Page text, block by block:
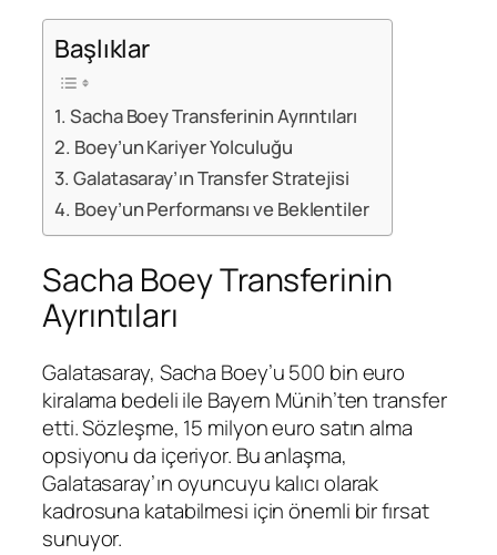
Başlıklar
Sacha Boey Transferinin Ayrıntıları
Boey’un Kariyer Yolculuğu
Galatasaray’ın Transfer Stratejisi
Boey’un Performansı ve Beklentiler
Sacha Boey Transferinin
Ayrıntıları
Galatasaray, Sacha Boey’u 500 bin euro
kiralama bedeli ile Bayern Münih’ten transfer
etti. Sözleşme, 15 milyon euro satın alma
opsiyonu da içeriyor. Bu anlaşma,
Galatasaray’ın oyuncuyu kalıcı olarak
kadrosuna katabilmesi için önemli bir fırsat
sunuyor.